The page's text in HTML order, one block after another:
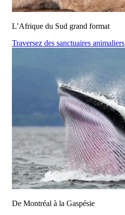
L’Afrique du Sud grand format
Traversez des sanctuaires animaliers
De Montréal à la Gaspésie